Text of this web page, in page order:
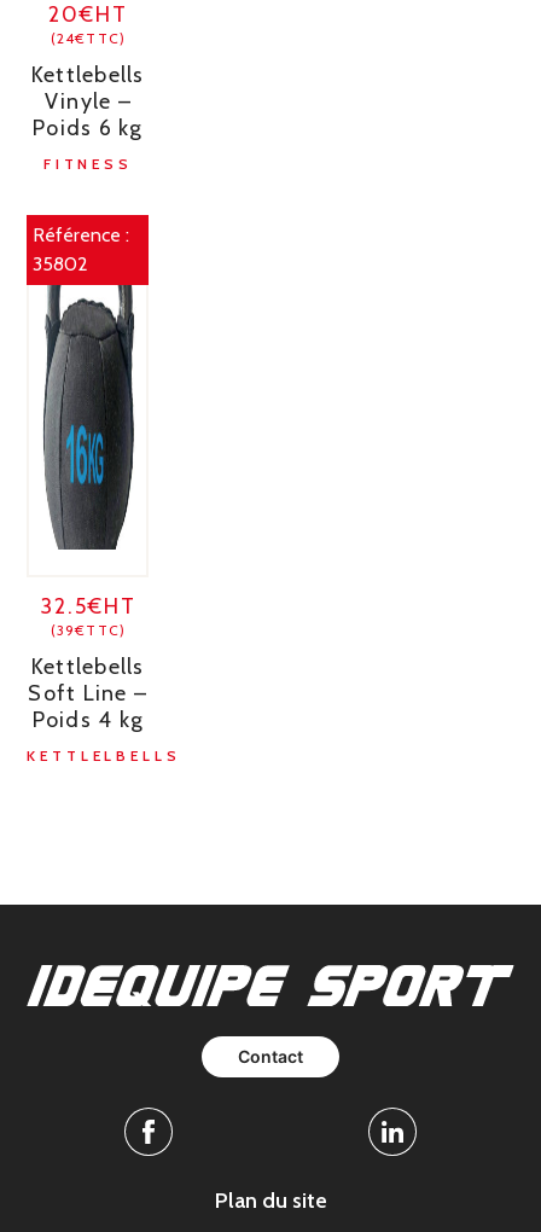
20€HT
(24€TTC)
Kettlebells
Vinyle –
Poids 6 kg
FITNESS
Référence :
35802
32.5€HT
(39€TTC)
Kettlebells
Soft Line –
Poids 4 kg
KETTLELBELLS
Contact
Facebook Linkedin
Plan du site